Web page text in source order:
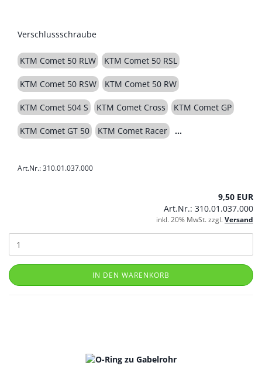
Verschlussschraube
KTM Comet 50 RLW KTM Comet 50 RSL
KTM Comet 50 RSW KTM Comet 50 RW
KTM Comet 504 S KTM Comet Cross KTM Comet GP
KTM Comet GT 50 KTM Comet Racer
Art.Nr.: 310.01.037.000
9,50 EUR
Art.Nr.: 310.01.037.000
inkl. 20% MwSt. zzgl.Versand
IN DEN WARENKORB